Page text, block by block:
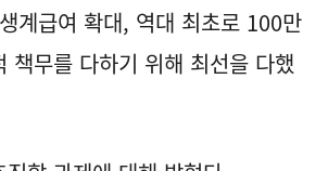
계급여 확대, 역대 최초로 100만
책무를 다하기 위해 최선을 다했